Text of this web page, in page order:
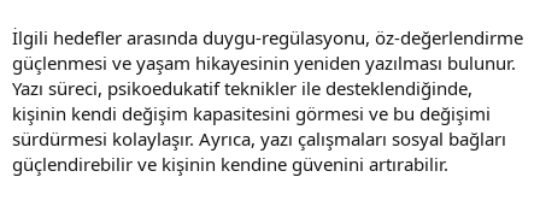
İlgili hedefler arasında duygu-regülasyonu, öz-değerlendirme
güçlenmesi ve yaşam hikayesinin yeniden yazılması bulunur.
Yazı süreci, psikoedukatif teknikler ile desteklendiğinde,
kişinin kendi değişim kapasitesini görmesi ve bu değişimi
sürdürmesi kolaylaşır. Ayrıca, yazı çalışmaları sosyal bağları
güçlendirebilir ve kişinin kendine güvenini artırabilir.